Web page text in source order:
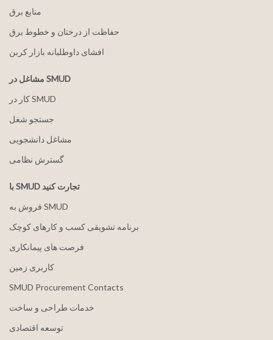
منابع برق
حفاظت از درختان و خطوط برق
افشای داوطلبانه بازار کربن
مشاغل در SMUD
کار در SMUD
جستجو شغل
مشاغل دانشجویی
گسترش نظامی
با SMUD تجارت کنید
فروش به SMUD
برنامه تشویقی کسب و کارهای کوچک
فرصت های پیمانکاری
کاربری زمین
SMUD Procurement Contacts
خدمات طراحی و ساخت
توسعه اقتصادی